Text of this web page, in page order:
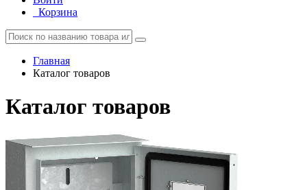
Корзина
Главная
Каталог товаров
Каталог товаров